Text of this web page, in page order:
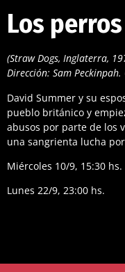
Los
(Straw Dogs, Inglaterra,
Dirección: Sam
David Summer y su
pueblo británico y
abusos por parte de los
una sangrienta lucha
Miércoles 10/9, 15:30 hs.
Lunes 22/9, 23:00 hs.